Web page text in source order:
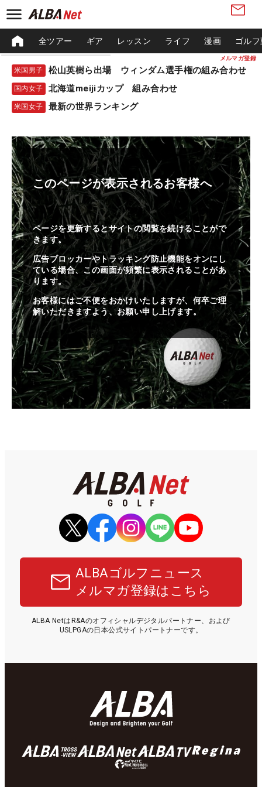
メルマガ登録
全ツアー ギア レッスン ライフ 漫画 ゴル
米国男子 松山英樹ら出場 ウィンダム選手権の組み合わせ
国内女子 北海道meijiカップ 組み合わせ
米国女子 最新の世界ランキング
このページが表示されるお客様へ
ページを更新するとサイトの閲覧を続けることがで
きます。
広告ブロッカーやトラッキング防止機能をオンにし
ている場合、この画面が頻繁に表示されることがあ
ります。
お客様にはご不便をおかけいたしますが、何卒ご理
解いただきますよう、お願い申し上げます。
ALBAゴルフニュース
メルマガ登録はこちら
ALBA NetはR&Aのオフィシャルデジタルパートナー、および
USLPGAの日本公式サイトパートナーです。